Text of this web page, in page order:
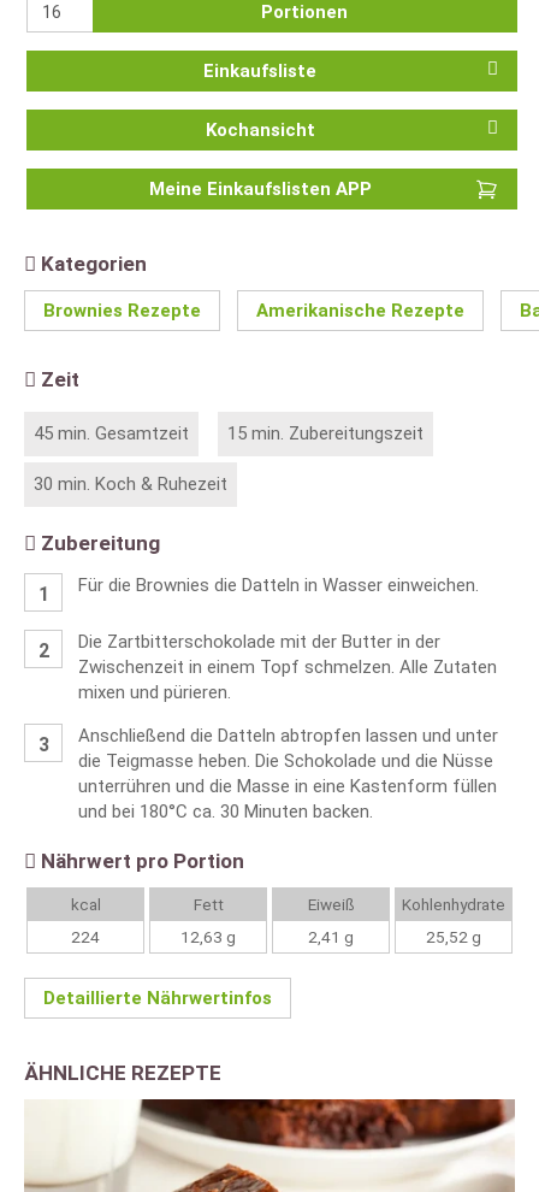
Portionen
Einkaufsliste
Kochansicht
Meine Einkaufslisten APP
Kategorien
Brownies Rezepte Amerikanische Rezepte
Zeit
45 min. Gesamtzeit 15 min. Zubereitungszeit
30 min. Koch & Ruhezeit
Zubereitung
Für die Brownies die Datteln in Wasser einweichen.
Die Zartbitterschokolade mit der Butter in der
Zwischenzeit in einem Topf schmelzen. Alle Zutaten
mixen und pürieren.
Anschließend die Datteln abtropfen lassen und unter
die Teigmasse heben. Die Schokolade und die Nüsse
unterrühren und die Masse in eine Kastenform füllen
und bei 180°C ca. 30 Minuten backen.
Nährwert pro Portion
kcal
224
Fett
12,63 g
Eiweiß
2,41 g
Kohlenhydrate
25,52 g
Detaillierte Nährwertinfos
ÄHNLICHE REZEPTE